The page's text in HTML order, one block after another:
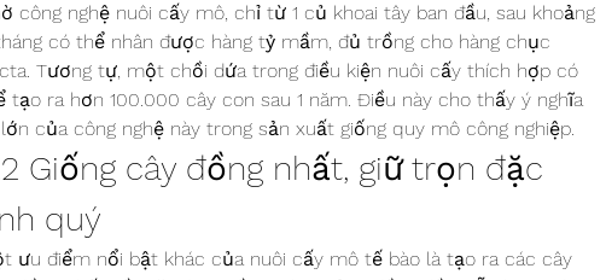
công nghệ nuôi cấy mô, chỉ từ 1 củ khoai tây ban đầu, sau khoảng
có thể nhân được hàng tỷ mầm, đủ trồng cho hàng chục
Tương tự, một chồi dứa trong điều kiện nuôi cấy thích hợp có
tạo ra hơn 100.000 cây con sau 1 năm. Điều này cho thấy ý nghĩa
của công nghệ này trong sản xuất giống quy mô công nghiệp.
Giống cây đồng nhất, giữ trọn đặc
quý
ưu điểm nổi bật khác của nuôi cấy mô tế bào là tạo ra các cây